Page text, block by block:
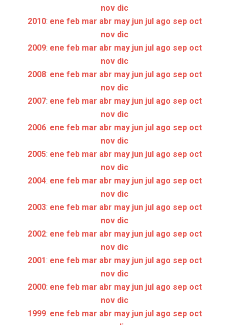
nov dic
2010: ene feb mar abr may jun jul ago sep oct
nov dic
2009: ene feb mar abr may jun jul ago sep oct
nov dic
2008: ene feb mar abr may jun jul ago sep oct
nov dic
2007: ene feb mar abr may jun jul ago sep oct
nov dic
2006: ene feb mar abr may jun jul ago sep oct
nov dic
2005: ene feb mar abr may jun jul ago sep oct
nov dic
2004: ene feb mar abr may jun jul ago sep oct
nov dic
2003: ene feb mar abr may jun jul ago sep oct
nov dic
2002: ene feb mar abr may jun jul ago sep oct
nov dic
2001: ene feb mar abr may jun jul ago sep oct
nov dic
2000: ene feb mar abr may jun jul ago sep oct
nov dic
1999: ene feb mar abr may jun jul ago sep oct